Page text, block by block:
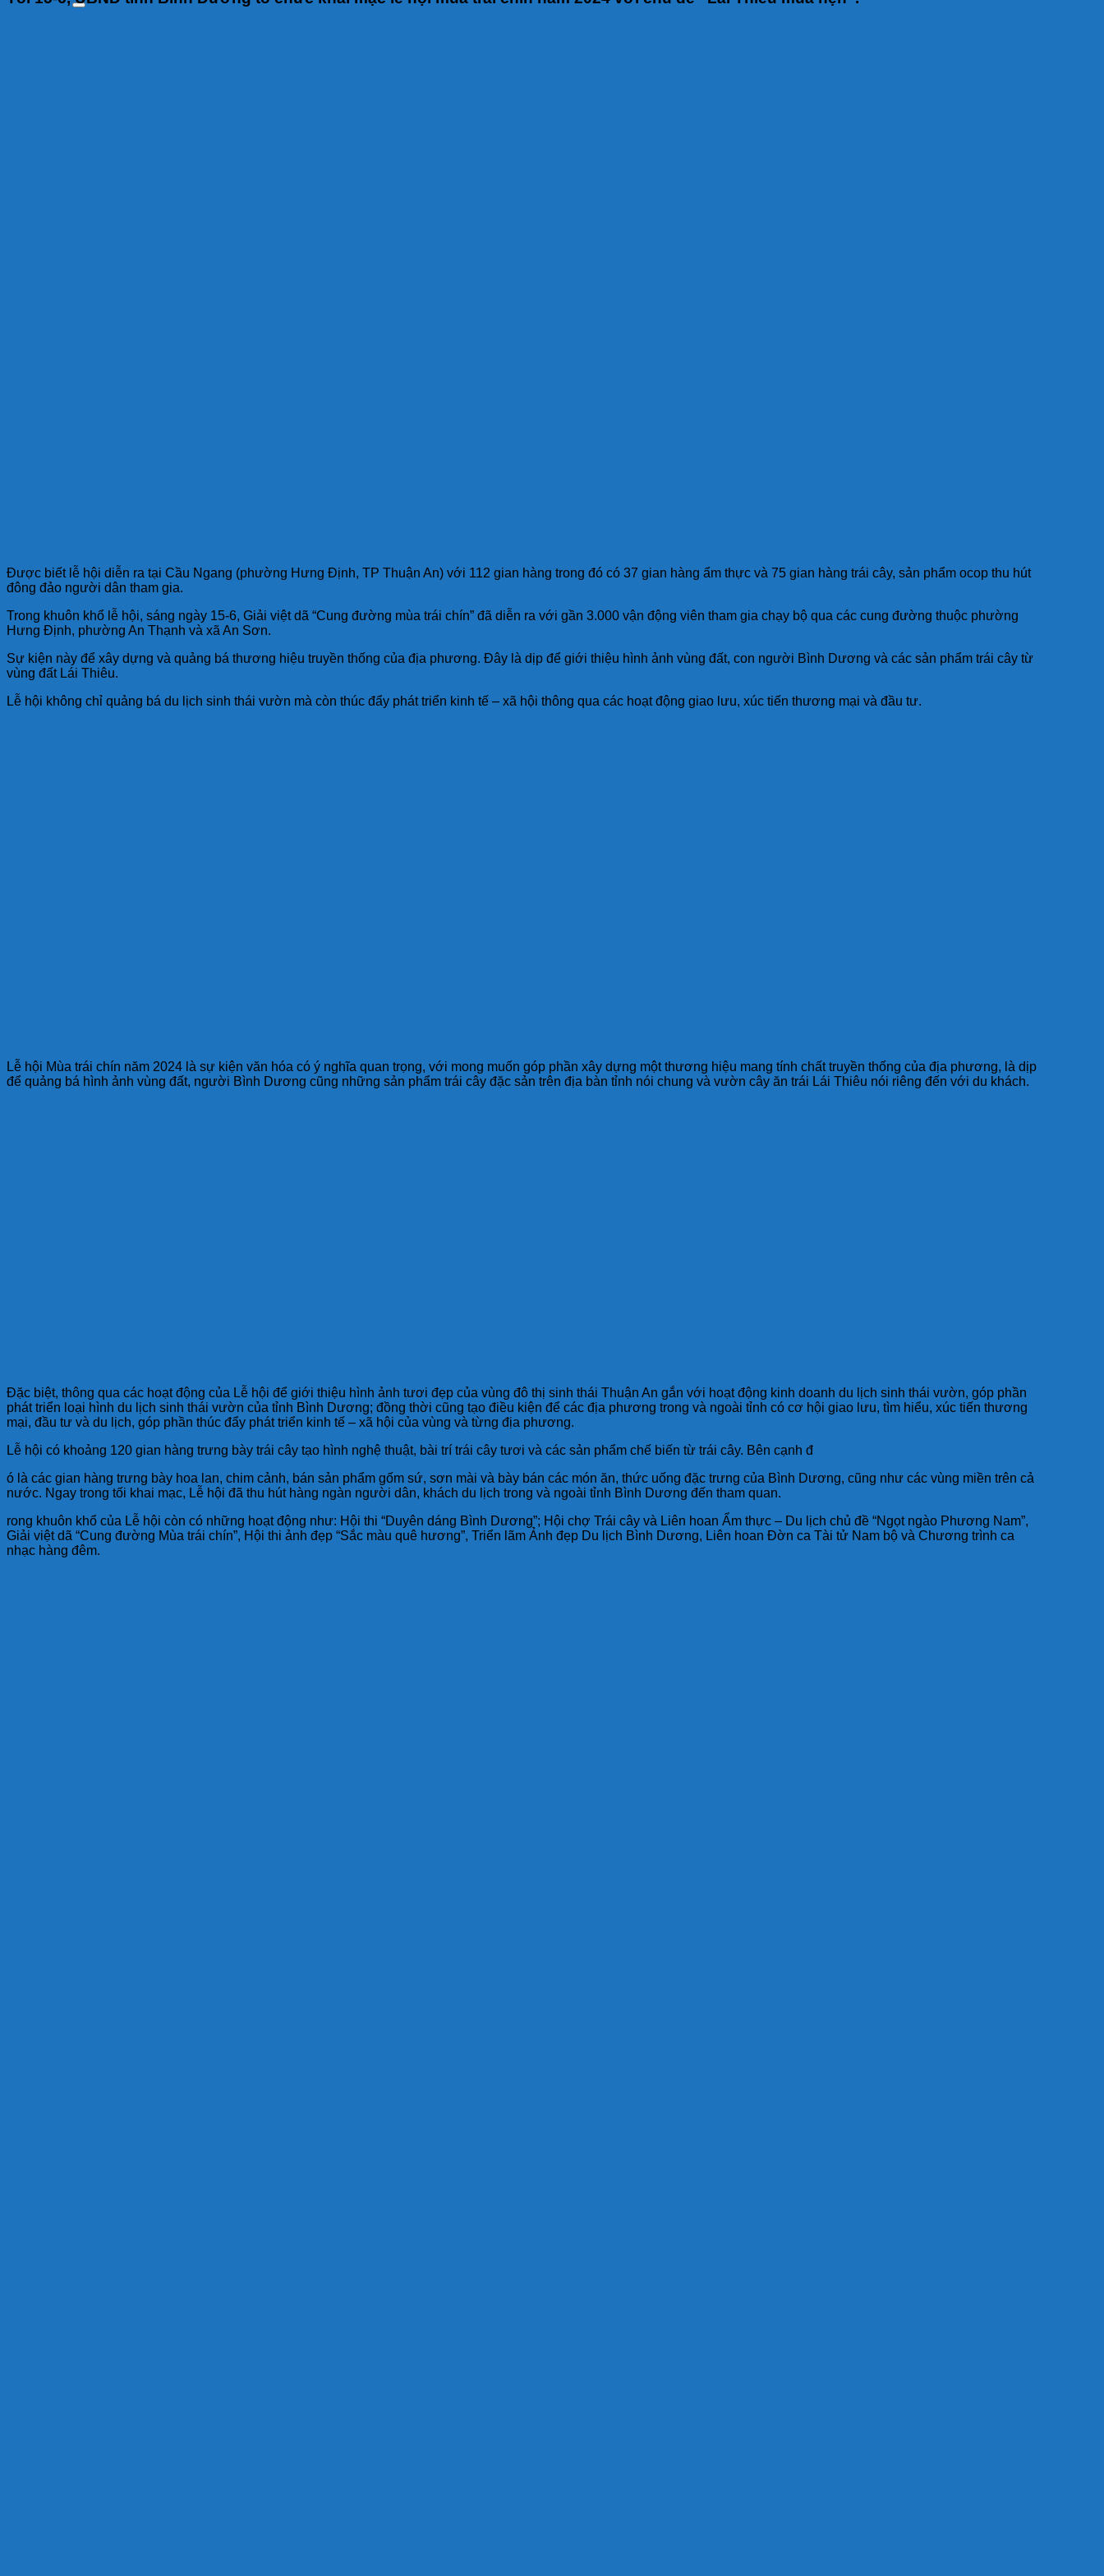
Được biết lễ hội diễn ra tại Cầu Ngang (phường Hưng Định, TP Thuận An) với 112 gian hàng trong đó có 37 gian hàng ẩm thực và 75 gian hàng trái cây, sản phẩm ocop thu hút
đông đảo người dân tham gia.
Trong khuôn khổ lễ hội, sáng ngày 15-6, Giải việt dã “Cung đường mùa trái chín” đã diễn ra với gần 3.000 vận động viên tham gia chạy bộ qua các cung đường thuộc phường
Hưng Định, phường An Thạnh và xã An Sơn.
Sự kiện này để xây dựng và quảng bá thương hiệu truyền thống của địa phương. Đây là dịp để giới thiệu hình ảnh vùng đất, con người Bình Dương và các sản phẩm trái cây từ
vùng đất Lái Thiêu.
Lễ hội không chỉ quảng bá du lịch sinh thái vườn mà còn thúc đẩy phát triển kinh tế – xã hội thông qua các hoạt động giao lưu, xúc tiến thương mại và đầu tư.
Lễ hội Mùa trái chín năm 2024 là sự kiện văn hóa có ý nghĩa quan trọng, với mong muốn góp phần xây dựng một thương hiệu mang tính chất truyền thống của địa phương, là dịp
để quảng bá hình ảnh vùng đất, người Bình Dương cũng những sản phẩm trái cây đặc sản trên địa bàn tỉnh nói chung và vườn cây ăn trái Lái Thiêu nói riêng đến với du khách.
Đặc biệt, thông qua các hoạt động của Lễ hội để giới thiệu hình ảnh tươi đẹp của vùng đô thị sinh thái Thuận An gắn với hoạt động kinh doanh du lịch sinh thái vườn, góp phần
phát triển loại hình du lịch sinh thái vườn của tỉnh Bình Dương; đồng thời cũng tạo điều kiện để các địa phương trong và ngoài tỉnh có cơ hội giao lưu, tìm hiểu, xúc tiến thương
mại, đầu tư và du lịch, góp phần thúc đẩy phát triển kinh tế – xã hội của vùng và từng địa phương.
Lễ hội có khoảng 120 gian hàng trưng bày trái cây tạo hình nghệ thuật, bài trí trái cây tươi và các sản phẩm chế biến từ trái cây. Bên cạnh đ
ó là các gian hàng trưng bày hoa lan, chim cảnh, bán sản phẩm gốm sứ, sơn mài và bày bán các món ăn, thức uống đặc trưng của Bình Dương, cũng như các vùng miền trên cả
nước. Ngay trong tối khai mạc, Lễ hội đã thu hút hàng ngàn người dân, khách du lịch trong và ngoài tỉnh Bình Dương đến tham quan.
rong khuôn khổ của Lễ hội còn có những hoạt động như: Hội thi “Duyên dáng Bình Dương”; Hội chợ Trái cây và Liên hoan Ẩm thực – Du lịch chủ đề “Ngọt ngào Phương Nam”,
Giải việt dã “Cung đường Mùa trái chín”, Hội thi ảnh đẹp “Sắc màu quê hương”, Triển lãm Ảnh đẹp Du lịch Bình Dương, Liên hoan Đờn ca Tài tử Nam bộ và Chương trình ca
nhạc hàng đêm.